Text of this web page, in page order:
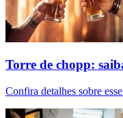
Torre de chopp:
Confira detalhes sobre